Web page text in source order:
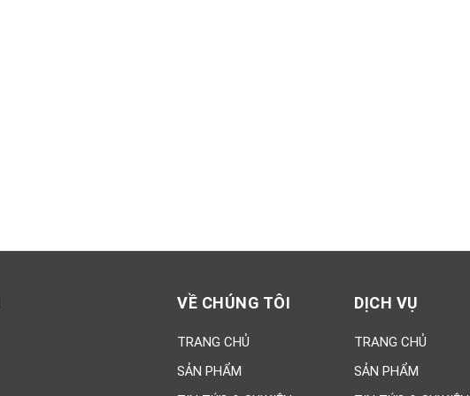
VỀ CHÚNG TÔI
TRANG CHỦ
SẢN PHẨM
DỊCH VỤ
TRANG CHỦ
SẢN PHẨM